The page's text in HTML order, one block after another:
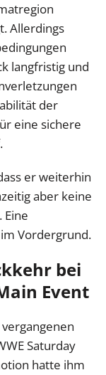
Allerdings
langfristig und
der
eine sichere
er weiterhin
aber keine
Vordergrund.
bei
Event
Saturday
hatte ihm